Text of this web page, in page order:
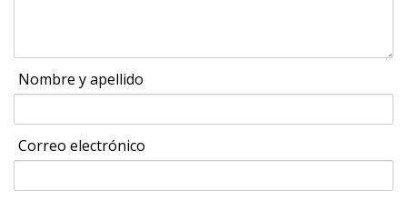
Nombre y apellido
Correo electrónico